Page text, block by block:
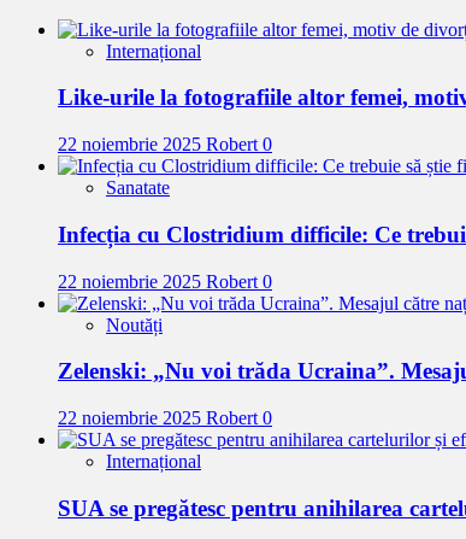
Internațional
Like-urile la fotografiile altor femei,
22 noiembrie 2025 Robert 0
Sanatate
Infecția cu Clostridium difficile: Ce
22 noiembrie 2025 Robert 0
Noutăți
Zelenski: „Nu voi trăda Ucraina”.
22 noiembrie 2025 Robert 0
Internațional
SUA se pregătesc pentru anihilarea